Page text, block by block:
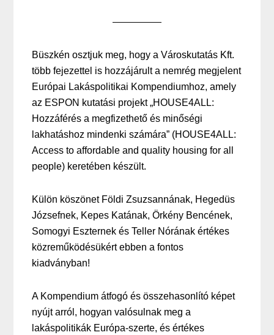
Büszkén osztjuk meg, hogy a Városkutatás Kft.
több fejezettel is hozzájárult a nemrég megjelent
Európai Lakáspolitikai Kompendiumhoz, amely
az ESPON kutatási projekt „HOUSE4ALL:
Hozzáférés a megfizethető és minőségi
lakhatáshoz mindenki számára” (HOUSE4ALL:
Access to affordable and quality housing for all
people) keretében készült.
Külön köszönet Földi Zsuzsannának, Hegedüs
Józsefnek, Kepes Katának, Örkény Bencének,
Somogyi Eszternek és Teller Nórának értékes
közreműködésükért ebben a fontos
kiadványban!
A Kompendium átfogó és összehasonlító képet
nyújt arról, hogyan valósulnak meg a
lakáspolitikák Európa-szerte, és értékes